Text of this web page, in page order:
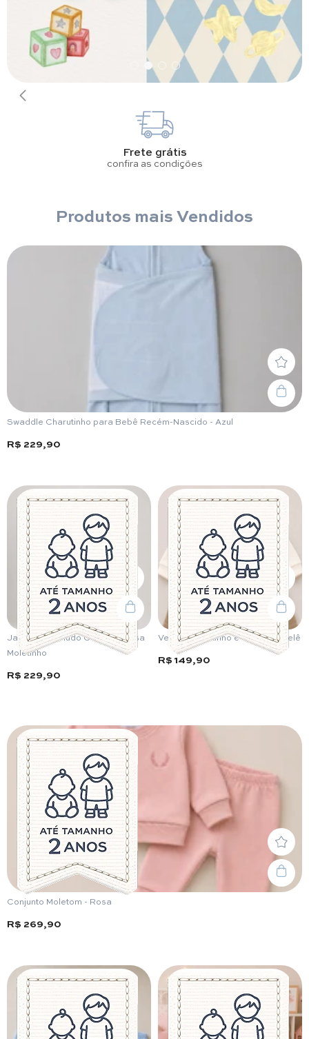
Frete grátis
confira as condições
Produtos mais Vendidos
Swaddle Charutinho para Bebê Recém-Nascido - Azul
R$ 229,90
Jardineira Veludo Cotelê e Blusa
Moletinho
R$ 229,90
Vestido Moletinho e Veludo Cotelê
R$ 149,90
Conjunto Moletom - Rosa
R$ 269,90